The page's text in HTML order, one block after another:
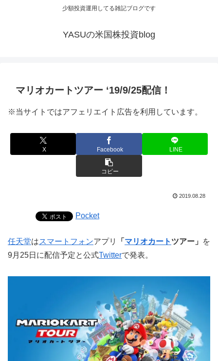
少額投資運用してる雑記ブログです
YASUの米国株投資blog
マリオカートツアー ‘19/9/25配信！
※当サイトではアフェリエイト広告を利用しています。
X Facebook LINE
コピー
2019.08.28
Pocket
任天堂はスマートフォンアプリ 「 マリオカート ツアー」
を
9月25日に配信予定と公式Twitterで発表。